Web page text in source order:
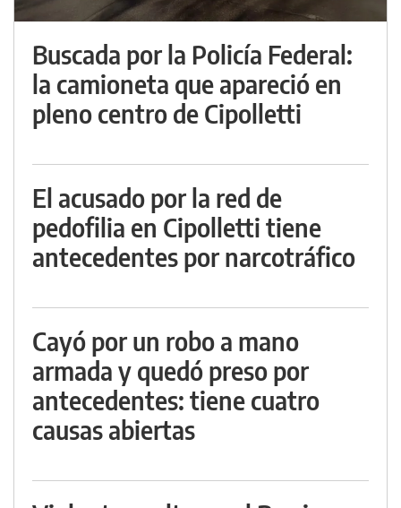
Buscada por la Policía Federal:
la camioneta que apareció en
pleno centro de Cipolletti
El acusado por la red de
pedofilia en Cipolletti tiene
antecedentes por narcotráfico
Cayó por un robo a mano
armada y quedó preso por
antecedentes: tiene cuatro
causas abiertas